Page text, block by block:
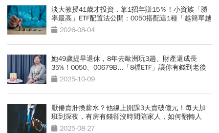
淡大教授41歲才投資，靠1招年賺15％！小資族「勝
率最高」ETF配置法公開：0050搭配這1種「越簡單越
好賺」
2026-08-04
她49歲提早退休，8年去歐洲玩3趟、財產還成長
35%！0050、00679B...「8檔ETF」讓你有錢到老後
2025-10-09
厭倦賣肝換薪水？他線上開課3天賣破億元！每天加
班到深夜，有房有錢卻沒時間陪家人，如何翻轉人
生？2025-08-27